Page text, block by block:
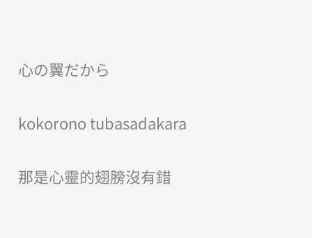
心の翼だから
kokorono tubasadakara
那是心靈的翅膀沒有錯